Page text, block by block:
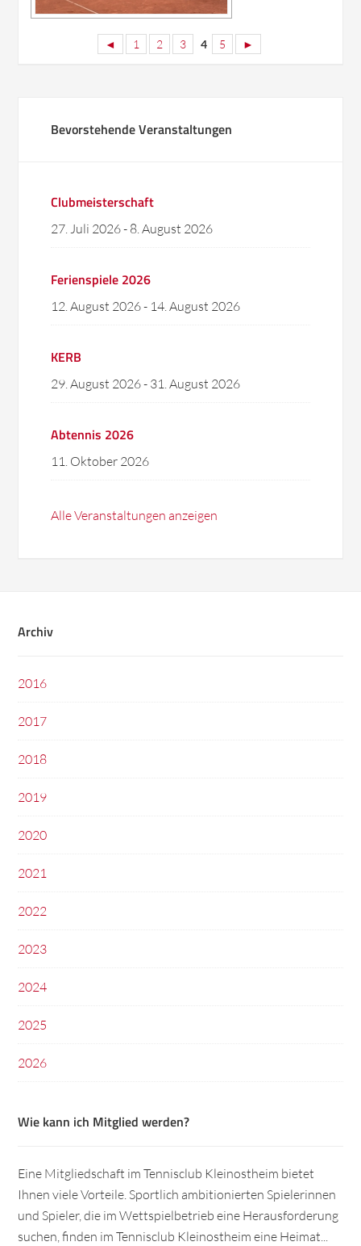
◄ 1 2 3 4 5 ►
Bevorstehende Veranstaltungen
Clubmeisterschaft
27. Juli 2026- 8. August 2026
Ferienspiele 2026
12. August 2026- 14. August 2026
KERB
29. August 2026- 31. August 2026
Abtennis 2026
11. Oktober 2026
Alle Veranstaltungen anzeigen
Archiv
2016
2017
2018
2019
2020
2021
2022
2023
2024
2025
2026
Wie kann ich Mitglied werden?
Eine Mitgliedschaft im Tennisclub Kleinostheim bietet
Ihnen viele Vorteile. Sportlich ambitionierten Spielerinnen
und Spieler, die im Wettspielbetrieb eine Herausforderung
suchen, finden im Tennisclub Kleinostheim eine Heimat...